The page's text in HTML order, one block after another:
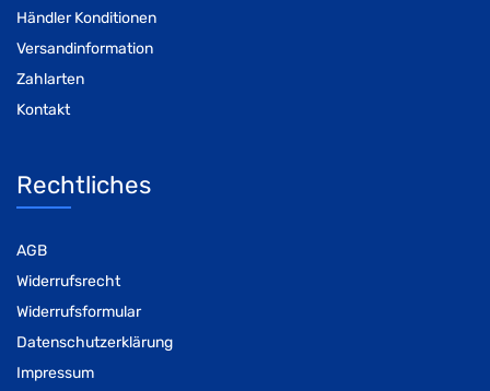
Händler Konditionen
Versandinformation
Zahlarten
Kontakt
Rechtliches
AGB
Widerrufsrecht
Widerrufsformular
Datenschutzerklärung
Impressum